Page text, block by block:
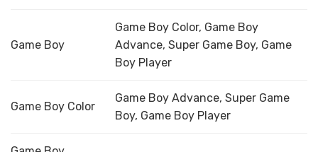
Game Boy
Game Boy Color, Game Boy
Advance, Super Game Boy, Game
Boy Player
Game Boy Color
Game Boy Advance, Super Game
Boy, Game Boy Player